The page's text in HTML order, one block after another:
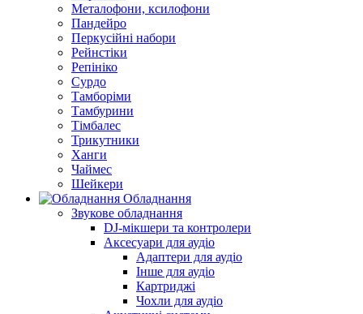
Металофони, ксилофони
Пандейро
Перкусійні набори
Рейнстіки
Репініко
Сурдо
Тамборіми
Тамбурини
Тімбалес
Трикутники
Ханги
Чаймес
Шейкери
Обладнання
Звукове обладнання
DJ-мікшери та контролери
Аксесуари для аудіо
Адаптери для аудіо
Інше для аудіо
Картриджі
Чохли для аудіо